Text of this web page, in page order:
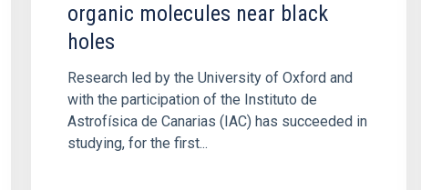
organic molecules near black
holes
Research led by the University of Oxford and
with the participation of the Instituto de
Astrofísica de Canarias (IAC) has succeeded in
studying, for the first...